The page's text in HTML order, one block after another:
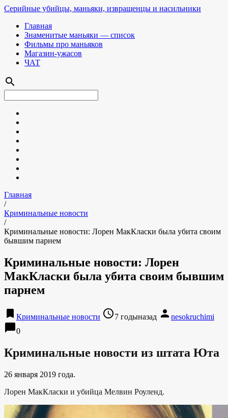
Серийные убийцы, маньяки, извращенцы и насильники
Главная
Знаменитые маньяки — список
Фильмы про маньяков
Магазин-ужасов
ЧАТ
search
Главная
/
Криминальные новости
/
Криминальные новости: Лорен МакКласки была убита своим
бывшим парнем
Криминальные новости: Лорен
МакКласки была убита своим бывшим
парнем
bookmark Криминальные новости access_time7 годыназад person nesokruchimi
chat_bubble0
Криминальные новости из штата Юта
26 января 2019 года.
Лорен МакКласки и убийца Мелвин Роуленд.